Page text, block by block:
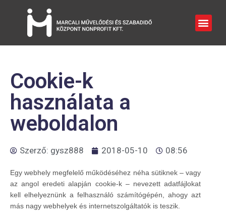
Cookie-k
használata a
weboldalon
Szerző: gysz888 2018-05-10 08:56
Egy webhely megfelelő működéséhez néha sütiknek – vagy
az angol eredeti alapján cookie-k – nevezett adatfájlokat
kell elhelyeznünk a felhasználó számítógépén, ahogy azt
más nagy webhelyek és internetszolgáltatók is teszik.